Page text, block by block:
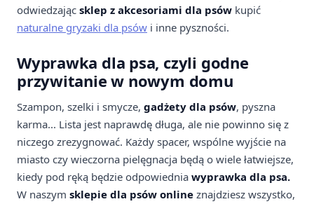
odwiedzając sklep z akcesoriami dla psów kupić
naturalne gryzaki dla psów i inne pyszności.
Wyprawka dla psa, czyli godne
przywitanie w nowym domu
Szampon, szelki i smycze, gadżety dla psów, pyszna
karma... Lista jest naprawdę długa, ale nie powinno się z
niczego zrezygnować. Każdy spacer, wspólne wyjście na
miasto czy wieczorna pielęgnacja będą o wiele łatwiejsze,
kiedy pod ręką będzie odpowiednia wyprawka dla psa.
W naszym sklepie dla psów online znajdziesz wszystko,